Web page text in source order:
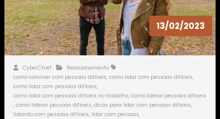
13/02/2023
CyberChief
Relacionamento
como conviver com pessoas dificeis, como lidar com pessoas difíceis,
como lidar com pessoas dificeis,
como lidar com pessoas difíceis no trabalho, como liderar pessoas dificeis
, como liderar pessoas difíceis, dicas para lidar com pessoas dificeis,
lidando com pessoas difíceis, lidar com pessoas,